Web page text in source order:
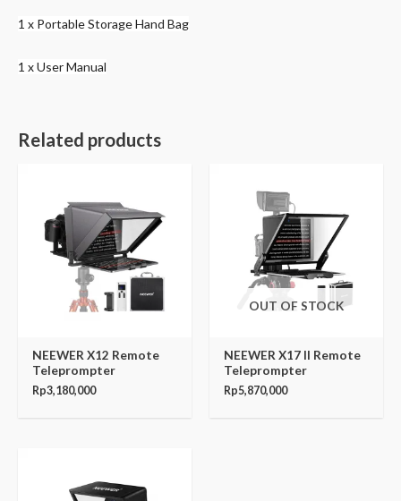
1 x Portable Storage Hand Bag
1 x User Manual
Related products
NEEWER X12 Remote
Teleprompter
Rp3,180,000
OUT OF STOCK
NEEWER X17 II Remote
Teleprompter
Rp5,870,000